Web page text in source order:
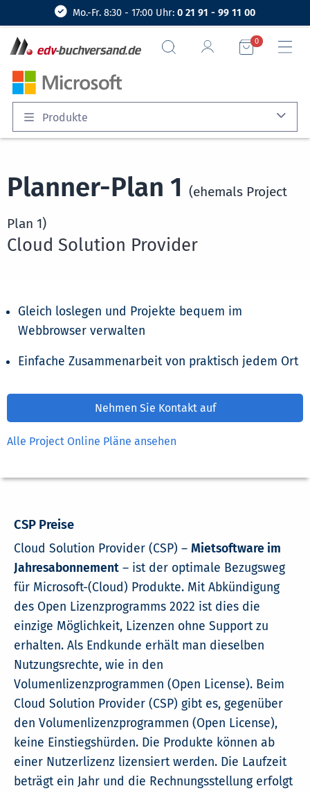
Mo.-Fr. 8:30 - 17:00 Uhr: 0 21 91 - 99 11 00
0
Produkte
Planner-Plan 1 (ehemals Project
Plan 1)
Cloud Solution Provider
Gleich loslegen und Projekte bequem im
Webbrowser verwalten
Einfache Zusammenarbeit von praktisch jedem Ort
Nehmen Sie Kontakt auf
Alle Project Online Pläne ansehen
CSP Preise
Cloud Solution Provider (CSP) – Mietsoftware im
Jahresabonnement – ist der optimale Bezugsweg
für Microsoft-(Cloud) Produkte. Mit Abkündigung
des Open Lizenzprogramms 2022 ist dies die
einzige Möglichkeit, Lizenzen ohne Support zu
erhalten. Als Endkunde erhält man dieselben
Nutzungsrechte, wie in den
Volumenlizenzprogrammen (Open License). Beim
Cloud Solution Provider (CSP) gibt es, gegenüber
den Volumenlizenzprogrammen (Open License),
keine Einstiegshürden. Die Produkte können ab
einer Nutzerlizenz lizensiert werden. Die Laufzeit
beträgt ein Jahr und die Rechnungsstellung erfolgt